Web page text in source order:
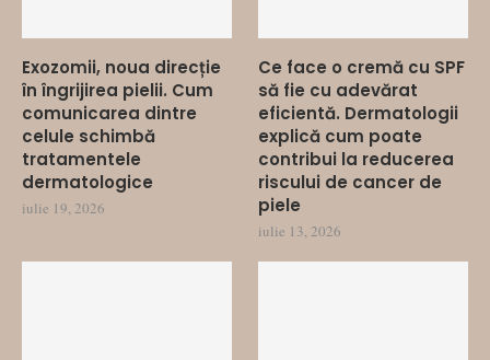
Exozomii, noua direcție
în îngrijirea pielii. Cum
comunicarea dintre
celule schimbă
tratamentele
dermatologice
iulie 19, 2026
Ce face o cremă cu SPF
să fie cu adevărat
eficientă. Dermatologii
explică cum poate
contribui la reducerea
riscului de cancer de
piele
iulie 13, 2026